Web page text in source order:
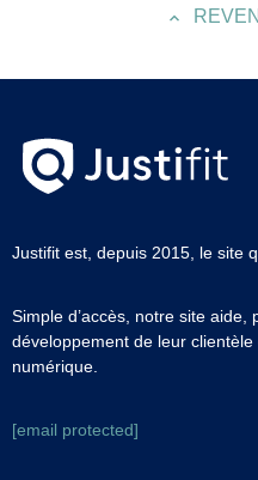
Justifit est, depuis 2015, le site
Simple d’accès, notre site
développement de leur
numérique.
[email protected]